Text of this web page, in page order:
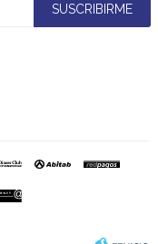
SUSCRIBIRME